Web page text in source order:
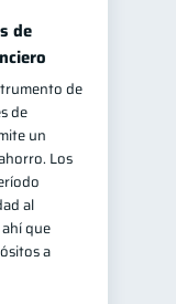
de
de
de
un
Los
al
que
a